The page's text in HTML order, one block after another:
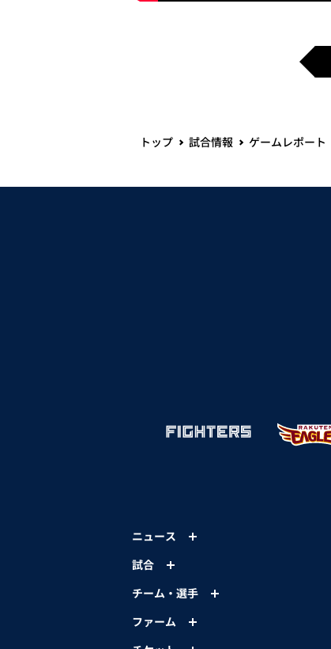
トップ 試合情報 ゲームレポート
ニュース
試合
チーム・選手
ファーム